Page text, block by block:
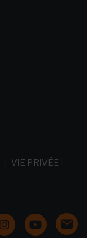
VIE PRIVÉE